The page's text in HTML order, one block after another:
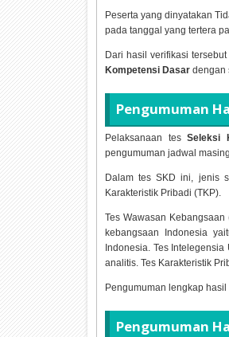
Peserta yang dinyatakan
pada tanggal yang tertera
Dari hasil verifikasi
Kompetensi Dasardengan
Pengumuman
Pelaksanaan tesSeleksi
pengumuman jadwal
Dalam tes SKD ini, jenis
Karakteristik Pribadi (TKP).
Tes Wawasan
kebangsaan Indonesia
Indonesia. Tes
analitis. Tes Karakteristik
Pengumuman lengkap
Pengumuman